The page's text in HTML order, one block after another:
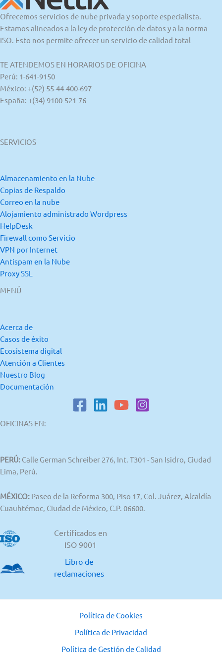
Ofrecemos servicios de nube privada y soporte especialista.
Estamos alineados a la ley de protección de datos y a la norma
ISO. Esto nos permite ofrecer un servicio de calidad total
TE ATENDEMOS EN HORARIOS DE OFICINA
Perú: 1-641-9150
México: +(52) 55-44-400-697
España: +(34) 9100-521-76
SERVICIOS
Almacenamiento en la Nube
Copias de Respaldo
Correo en la nube
Alojamiento administrado Wordpress
HelpDesk
Firewall como Servicio
VPN por Internet
Antispam en la Nube
Proxy SSL
MENÚ
Acerca de
Casos de éxito
Ecosistema digital
Atención a Clientes
Nuestro Blog
Documentación
OFICINAS EN:
PERÚ: Calle German Schreiber 276, Int. T301 - San Isidro, Ciudad
Lima, Perú.
MÉXICO: Paseo de la Reforma 300, Piso 17, Col. Juárez, Alcaldía
Cuauhtémoc, Ciudad de México, C.P. 06600.
Certificados en
ISO 9001
Libro de
reclamaciones
Política de Cookies
Política de Privacidad
Política de Gestión de Calidad